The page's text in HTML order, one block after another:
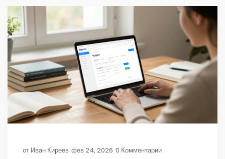
от Иван Киреев фев 24, 2026 0 Комментарии